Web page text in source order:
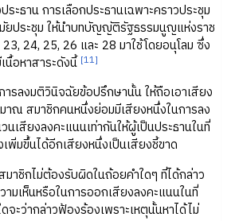
ระธาน การเลือกประธานเฉพาะคราวประชุม
ยประชุม ให้นำบทบัญญัติรัฐธรรมนูญแห่งราช
24, 25, 26 และ 28 มาใช้โดยอนุโลม ซึ่ง
อหาสาระดังนี้ [11]
รลงมติวินิจฉัยข้อปรึกษานั้น ให้ถือเอาเสียง
าณ สมาชิกคนหนึ่งย่อมมีเสียงหนึ่งในการลง
นเสียงลงคะแนนเท่ากันให้ผู้เป็นประธานในที่
พิ่มขึ้นได้อีกเสียงหนึ่งเป็นเสียงชี้ขาด
าชิกไม่ต้องรับผิดในถ้อยคำใดๆ ที่ได้กล่าว
มเห็นหรือในการออกเสียงลงคะแนนในที่
จะว่ากล่าวฟ้องร้องเพราะเหตุนั้นหาได้ไม่